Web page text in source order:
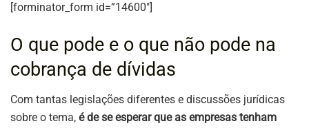
[forminator_form id=”14600″]
O que pode e o que não pode na
cobrança de dívidas
Com tantas legislações diferentes e discussões jurídicas
sobre o tema, é de se esperar que as empresas tenham